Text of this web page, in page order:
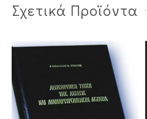
Σχετικά Προϊόντα